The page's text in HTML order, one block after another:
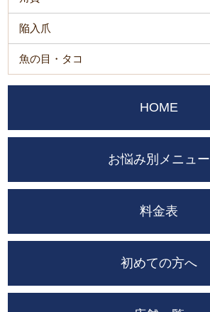
陥入爪
魚の目・タコ
HOME
お悩み別メニュー
料金表
初めての方へ